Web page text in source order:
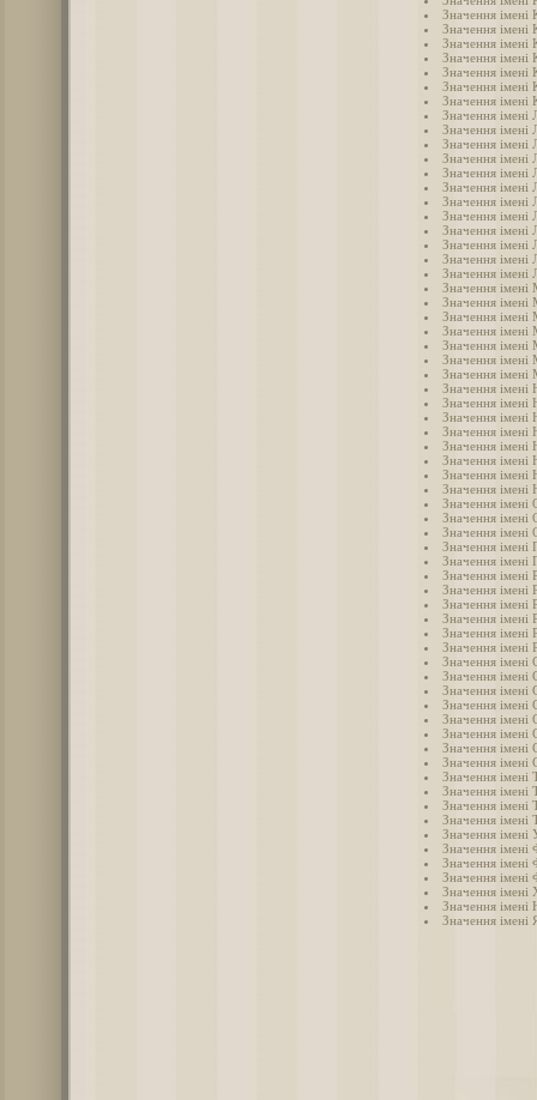
Значення імені
Значення імені
Значення імені
Значення імені
Значення імені
Значення імені
Значення імені
Значення імені
Значення імені
Значення імені
Значення імені
Значення імені
Значення імені
Значення імені
Значення імені
Значення імені
Значення імені
Значення імені
Значення імені
Значення імені
Значення імені
Значення імені
Значення імені
Значення імені
Значення імені
Значення імені
Значення імені
Значення імені
Значення імені
Значення імені
Значення імені
Значення імені
Значення імені
Значення імені
Значення імені
Значення імені
Значення імені
Значення імені
Значення імені
Значення імені
Значення імені
Значення імені
Значення імені
Значення імені
Значення імені
Значення імені
Значення імені
Значення імені
Значення імені
Значення імені
Значення імені
Значення імені
Значення імені
Значення імені
Значення імені
Значення імені
Значення імені
Значення імені
Значення імені
Значення імені
Значення імені
Значення імені
Значення імені
Значення імені